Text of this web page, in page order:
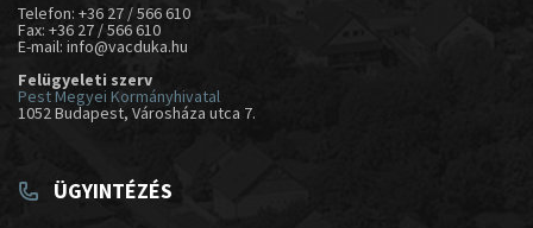
Telefon: +36 27 / 566 610
Fax: +36 27 / 566 610
E-mail: info@vacduka.hu
Felügyeleti szerv
Pest Megyei Kormányhivatal
1052 Budapest, Városháza utca 7.
ÜGYINTÉZÉS